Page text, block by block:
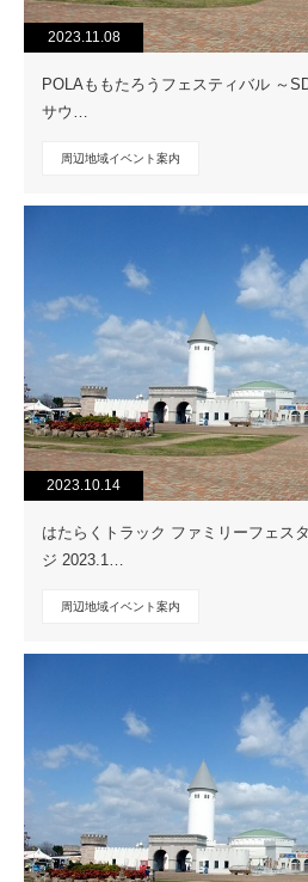
2023.11.08
POLAももたろうフェスティバル ～
サウ…
周辺地域イベント案内
2023.10.14
はたらくトラック ファミリーフェス
ジ 2023.1…
周辺地域イベント案内